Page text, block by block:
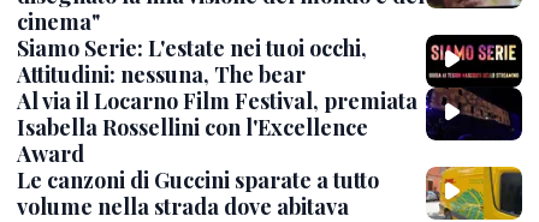
cinema"
Siamo Serie: L'estate nei tuoi occhi,
Attitudini: nessuna, The bear
Al via il Locarno Film Festival, premiata
Isabella Rossellini con l'Excellence
Award
Le canzoni di Guccini sparate a tutto
volume nella strada dove abitava